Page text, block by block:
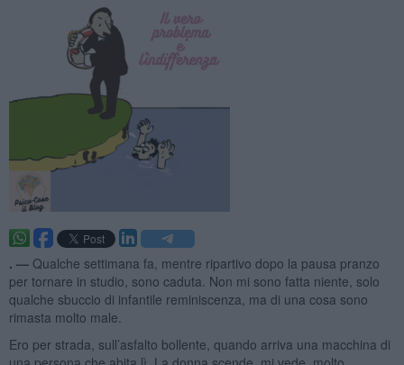
. — Qualche settimana fa, mentre ripartivo dopo la pausa pranzo
per tornare in studio, sono caduta. Non mi sono fatta niente, solo
qualche sbuccio di infantile reminiscenza, ma di una cosa sono
rimasta molto male.
Ero per strada, sull’asfalto bollente, quando arriva una macchina di